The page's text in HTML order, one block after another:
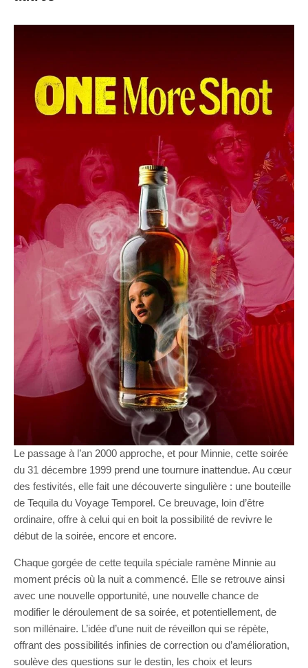
Le passage à l’an 2000 approche, et pour Minnie, cette soirée
du 31 décembre 1999 prend une tournure inattendue. Au cœur
des festivités, elle fait une découverte singulière : une bouteille
de Tequila du Voyage Temporel. Ce breuvage, loin d’être
ordinaire, offre à celui qui en boit la possibilité de revivre le
début de la soirée, encore et encore.
Chaque gorgée de cette tequila spéciale ramène Minnie au
moment précis où la nuit a commencé. Elle se retrouve ainsi
avec une nouvelle opportunité, une nouvelle chance de
modifier le déroulement de sa soirée, et potentiellement, de
son millénaire. L’idée d’une nuit de réveillon qui se répète,
offrant des possibilités infinies de correction ou d’amélioration,
soulève des questions sur le destin, les choix et leurs